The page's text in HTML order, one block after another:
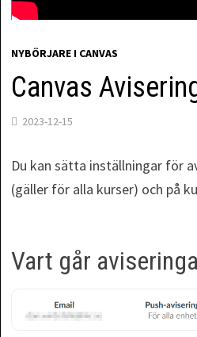
NYBÖRJARE I CANVAS
Canvas
2023-12-15
Du kan sätta inställningar för
(gäller för alla kurser) och på
Vart går